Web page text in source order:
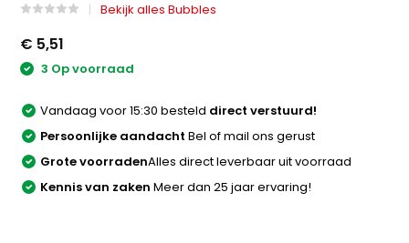
Bekijk alles Bubbles
€ 5,51
3 Op voorraad
Vandaag voor 15:30 besteld direct verstuurd!
Persoonlijke aandacht Bel of mail ons gerust
Grote voorradenAlles direct leverbaar uit voorraad
Kennis van zaken Meer dan 25 jaar ervaring!